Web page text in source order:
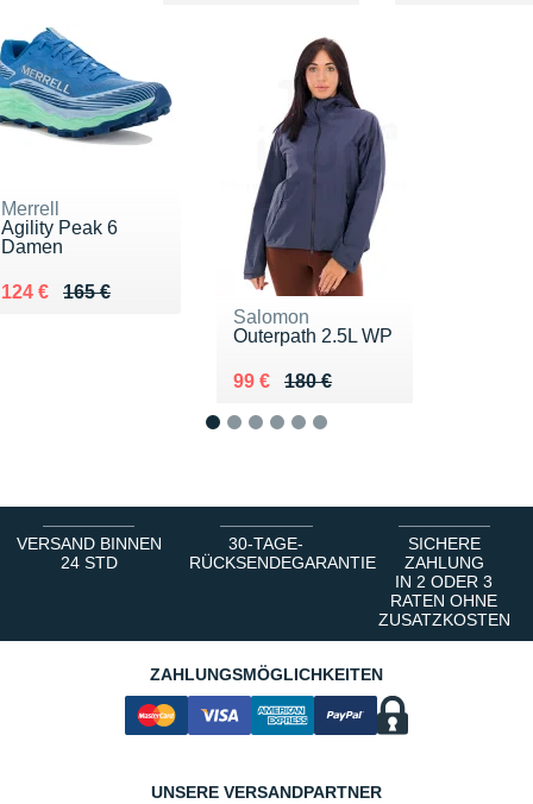
Merrell
Agility Peak 6
Damen
165 €
Au lieu de 165 €
124 €
Vendu 124 €
Salomon
Outerpath 2.5L WP
180 €
Au lieu de 180 €
99 €
Vendu 99 €
VERSAND BINNEN
24 STD
30-TAGE-
RÜCKSENDEGARANTIE
SICHERE
ZAHLUNG
IN 2 ODER 3
RATEN OHNE
ZUSATZKOSTEN
ZAHLUNGSMÖGLICHKEITEN
UNSERE VERSANDPARTNER